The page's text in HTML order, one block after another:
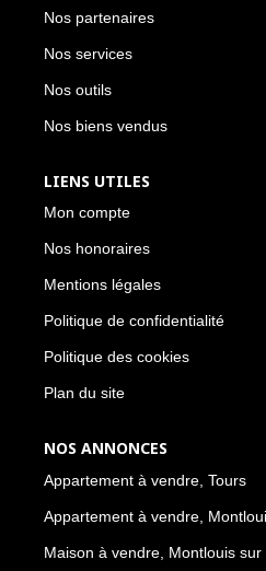
Nos partenaires
Nos services
Nos outils
Nos biens vendus
LIENS UTILES
Mon compte
Nos honoraires
Mentions légales
Politique de confidentialité
Politique des cookies
Plan du site
NOS ANNONCES
Appartement à vendre, Tours
Appartement à vendre,
Maison à vendre, Montlouis sur